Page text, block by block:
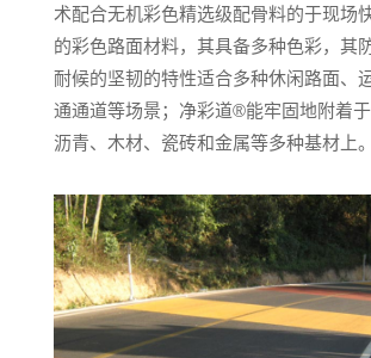
术配合无机彩色精选级配骨料的于现场
的彩色路面材料，其具备多种色彩，其
耐候的坚韧的特性适合多种休闲路面、
通通道等场景；净彩道®能牢固地附着于
沥青、木材、瓷砖和金属等多种基材上。